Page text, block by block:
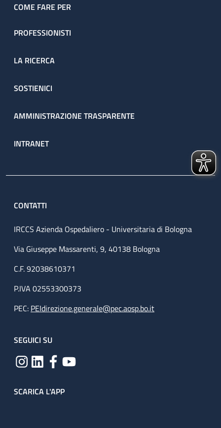
COME FARE PER
PROFESSIONISTI
LA RICERCA
SOSTIENICI
AMMINISTRAZIONE TRASPARENTE
INTRANET
CONTATTI
IRCCS Azienda Ospedaliero - Universitaria di Bologna
Via Giuseppe Massarenti, 9, 40138 Bologna
C.F. 92038610371
P.IVA 02553300373
PEC: PEIdirezione.generale@pec.aosp.bo.it
SEGUICI SU
SCARICA L'APP